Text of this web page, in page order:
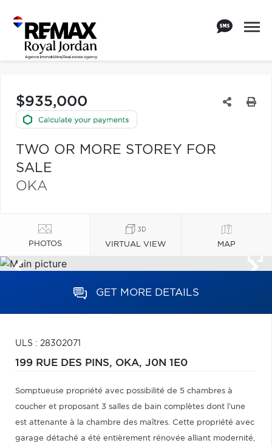
$935,000
TWO OR MORE STOREY FOR
SALE
OKA
PHOTOS VIRTUAL VIEW MAP
GET MORE DETAILS
ULS : 28302071
199 RUE DES PINS, OKA, J0N 1E0
Somptueuse propriété avec possibilité de 5 chambres à
coucher et proposant 3 salles de bain complètes dont l'une
est attenante à la chambre des maîtres. Cette propriété avec
garage détaché a été entièrement rénovée alliant modernité,